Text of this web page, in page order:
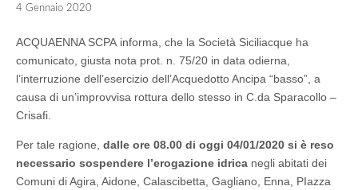
4 Gennaio 2020
ACQUAENNA SCPA informa, che la Società Siciliacque ha
comunicato, giusta nota prot. n. 75/20 in data odierna,
l’interruzione dell’esercizio dell’Acquedotto Ancipa “basso”, a
causa di un’improvvisa rottura dello stesso in C.da Sparacollo –
Crisafi.
Per tale ragione, dalle ore 08.00 di oggi 04/01/2020 si è reso
necessario sospendere l’erogazione idrica negli abitati dei
Comuni di Agira, Aidone, Calascibetta, Gagliano, Enna, PIazza